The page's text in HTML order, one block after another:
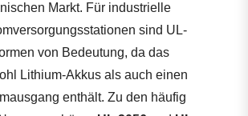
Markt. Für industrielle
sind UL-
von Bedeutung, da das
Lithium-Akkus als auch einen
enthält. Zu den häufig